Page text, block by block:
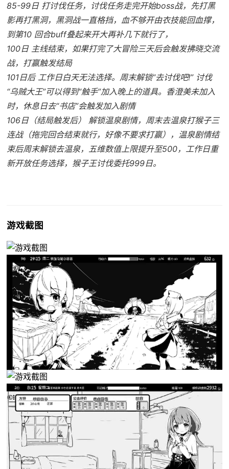
85-99日 打讨伐任务，讨伐任务走完开始boss战，先打黑
影再打黑洞，黑洞战一直格挡，血不够开由衣技能回血撑，
到第10 回合buff叠起来开大再补几下就行了，
100日 主线结束，如果打完了大冒险三天后会触发拂晓交流
战，打赢触发结局
101日后 工作日白天无法选择。周末解锁“去讨伐吧!” 讨伐
“乌贼大王”可以得到“触手”加入晚上的道具。香澄美未加入
时，休息日去“书店”会触发加入剧情
106日（结局触发后） 解锁温泉剧情，周末去温泉打猴子三
连战（拖完回合结束就行，好像不要求打赢），温泉剧情结
束后周末解锁去温泉，五维数值上限提升至500，工作日重
新开放任务选择，猴子王讨伐委托999日。
游戏截图